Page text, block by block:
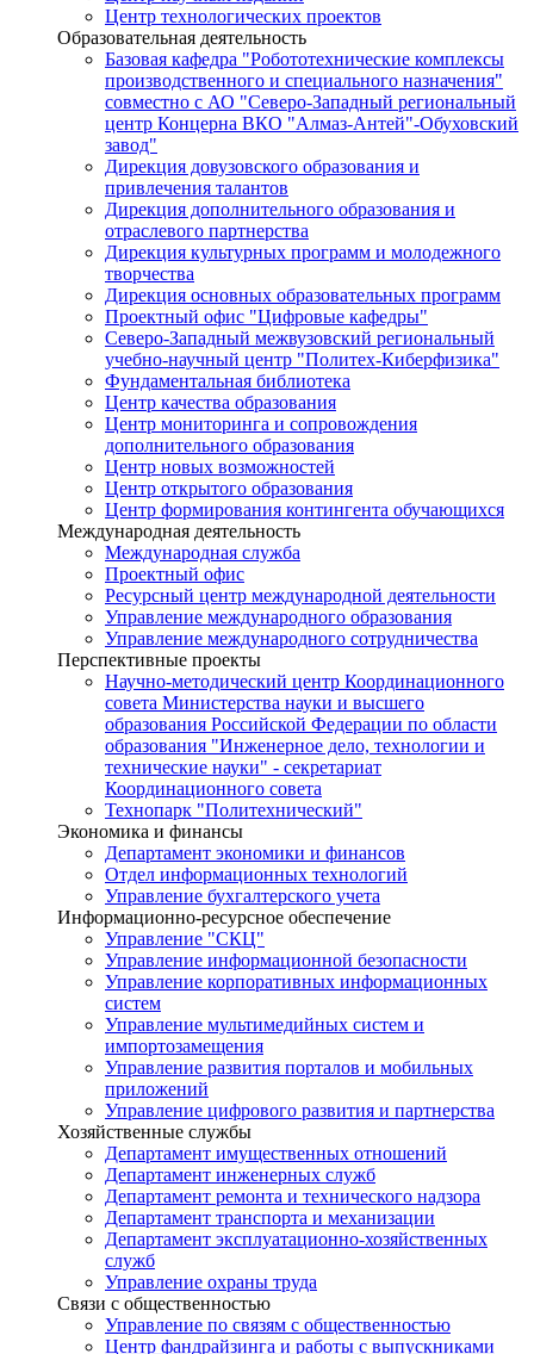
Центр технологических проектов
Образовательная деятельность
Базовая кафедра "Робототехнические комплексы
производственного и специального назначения"
совместно с АО "Северо-Западный региональный
центр Концерна ВКО "Алмаз-Антей"-Обуховский
завод"
Дирекция довузовского образования и
привлечения талантов
Дирекция дополнительного образования и
отраслевого партнерства
Дирекция культурных программ и молодежного
творчества
Дирекция основных образовательных программ
Проектный офис "Цифровые кафедры"
Северо-Западный межвузовский региональный
учебно-научный центр "Политех-Киберфизика"
Фундаментальная библиотека
Центр качества образования
Центр мониторинга и сопровождения
дополнительного образования
Центр новых возможностей
Центр открытого образования
Центр формирования контингента обучающихся
Международная деятельность
Международная служба
Проектный офис
Ресурсный центр международной деятельности
Управление международного образования
Управление международного сотрудничества
Перспективные проекты
Научно-методический центр Координационного
совета Министерства науки и высшего
образования Российской Федерации по области
образования "Инженерное дело, технологии и
технические науки" - секретариат
Координационного совета
Технопарк "Политехнический"
Экономика и финансы
Департамент экономики и финансов
Отдел информационных технологий
Управление бухгалтерского учета
Информационно-ресурсное обеспечение
Управление "СКЦ"
Управление информационной безопасности
Управление корпоративных информационных
систем
Управление мультимедийных систем и
импортозамещения
Управление развития порталов и мобильных
приложений
Управление цифрового развития и партнерства
Хозяйственные службы
Департамент имущественных отношений
Департамент инженерных служб
Департамент ремонта и технического надзора
Департамент транспорта и механизации
Департамент эксплуатационно-хозяйственных
служб
Управление охраны труда
Связи с общественностью
Управление по связям с общественностью
Центр фандрайзинга и работы с выпускниками